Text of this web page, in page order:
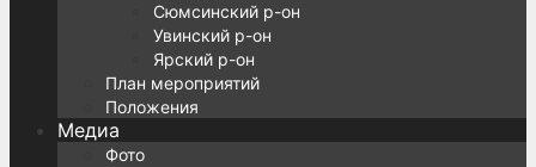
Сюмсинский р-он
Увинский р-он
Ярский р-он
План мероприятий
Положения
Медиа
Фото